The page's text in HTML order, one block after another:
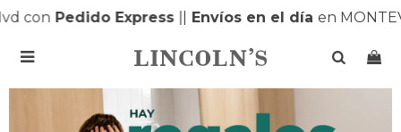
conPedido Express||Envíos en el díaen
